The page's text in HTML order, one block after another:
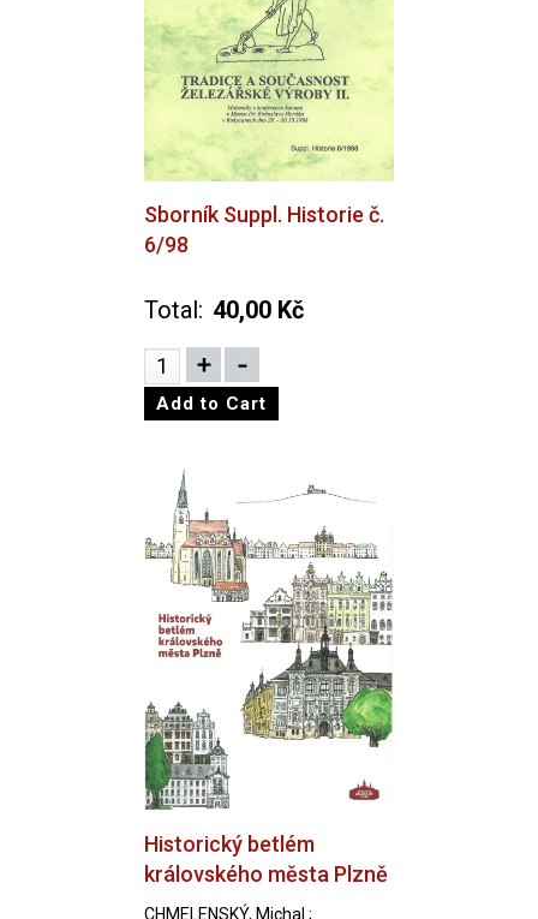
Sborník Suppl. Historie č.
6/98
Total: 40,00 Kč
Historický betlém
královského města Plzně
CHMELENSKÝ, Michal ;